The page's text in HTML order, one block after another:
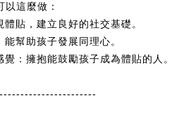
這麼做：
貼，建立良好的社交基礎。
幫助孩子發展同理心。
：擁抱能鼓勵孩子成為體貼的人。